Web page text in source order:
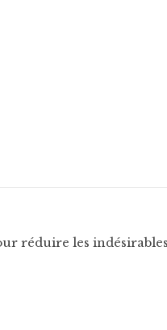
réduire les